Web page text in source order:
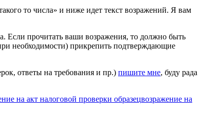
то числа» и ниже идет текст возражений. Я вам
Если прочитать ваши возражения, то должно быть
необходимости) прикрепить подтверждающие
ответы на требования и пр.) пишите мне, буду рада
на акт налоговой проверки образецвозражение на